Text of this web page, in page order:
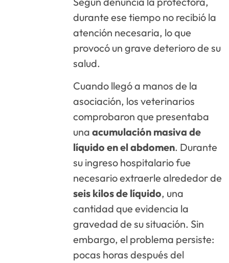
durante ese tiempo no recibió la
atención necesaria, lo que
provocó un grave deterioro de su
salud.
Cuando llegó a manos de la
asociación, los veterinarios
comprobaron que presentaba
unaacumulación masiva de
líquido en el abdomen. Durante
su ingreso hospitalario fue
necesario extraerle alrededor de
seis kilos de líquido, una
cantidad que evidencia la
gravedad de su situación. Sin
embargo, el problema persiste:
pocas horas después del